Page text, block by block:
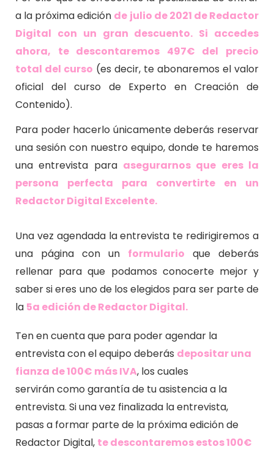
a la próxima edición de julio de 2021 de Redactor
Digital con un gran descuento. Si accedes
ahora, te descontaremos 497€ del precio
total del curso (es decir, te abonaremos el valor
oficial del curso de Experto en Creación de
Contenido).
Para poder hacerlo únicamente deberás reservar
una sesión con nuestro equipo, donde te haremos
una entrevista para asegurarnos que eres la
persona perfecta para convertirte en un
Redactor Digital Excelente.
Una vez agendada la entrevista te redirigiremos a
una página con un formulario que deberás
rellenar para que podamos conocerte mejor y
saber si eres uno de los elegidos para ser parte de
la 5a edición de Redactor Digital.
Ten en cuenta que para poder agendar la
entrevista con el equipo deberás depositar una
fianza de 100€ más IVA, los cuales
servirán como garantía de tu asistencia a la
entrevista. Si una vez finalizada la entrevista,
pasas a formar parte de la próxima edición de
Redactor Digital, te descontaremos estos 100€